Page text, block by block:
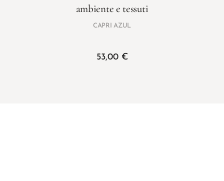
ambiente e tessuti
CAPRI AZUL
53,00 €